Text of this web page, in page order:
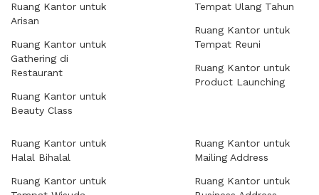
Ruang Kantor untuk
Arisan
Ruang Kantor untuk
Gathering di
Restaurant
Ruang Kantor untuk
Beauty Class
Tempat Ulang Tahun
Ruang Kantor untuk
Tempat Reuni
Ruang Kantor untuk
Product Launching
Ruang Kantor untuk
Halal Bihalal
Ruang Kantor untuk
Ruang Kantor untuk
Mailing Address
Ruang Kantor untuk